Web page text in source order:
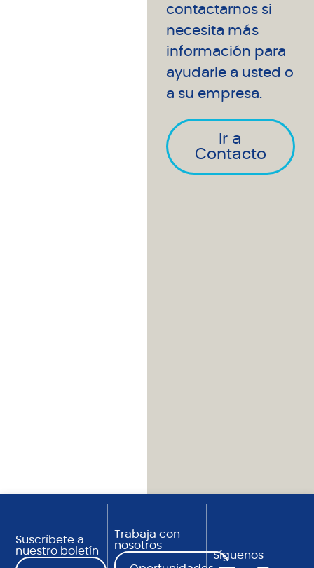
contactarnos si
necesita más
información para
ayudarle a usted o
a su empresa.
Ir a
Contacto
Suscríbete a
nuestro boletín
Trabaja con
nosotros
Síguenos